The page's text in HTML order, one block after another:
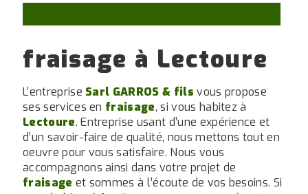
fraisage à Lectoure
L’entreprise Sarl GARROS & fils vous propose
ses services en fraisage, si vous habitez à
Lectoure. Entreprise usant d’une expérience et
d’un savoir-faire de qualité, nous mettons tout en
oeuvre pour vous satisfaire. Nous vous
accompagnons ainsi dans votre projet de
fraisage et sommes à l’écoute de vos besoins. Si